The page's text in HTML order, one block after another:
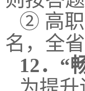
② 高职
名，全
12． “